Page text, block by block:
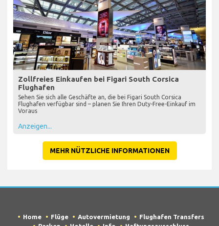
Zollfreies Einkaufen bei Figari South Corsica
Flughafen
Sehen Sie sich alle Geschäfte an, die bei Figari South Corsica
Flughafen verfügbar sind – planen Sie Ihren Duty-Free-Einkauf im
Voraus
Anzeigen...
MEHR NÜTZLICHE INFORMATIONEN
Home Flüge Autovermietung
Flughafen Transfers